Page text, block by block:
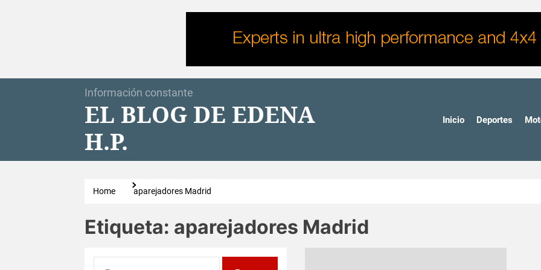
Información constante
EL BLOG DE EDENA
H.P.
Inicio Deportes
Home aparejadores Madrid
Etiqueta: aparejadores Madrid